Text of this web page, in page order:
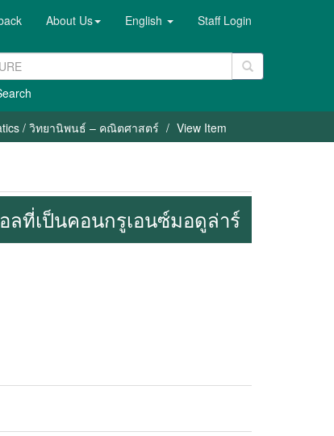
About Us English Staff Login
/ วิทยานิพนธ์ – คณิตศาสตร์ View Item
ที่เป็นคอนกรูเอนซ์มอดูล่าร์